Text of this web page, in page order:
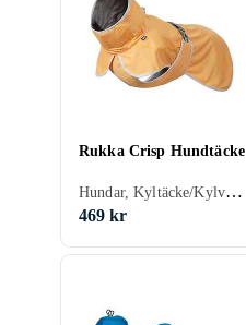
Rukka Crisp Hundtäcke
Hundar, Kyltäcke/Kylväst, Orange
469 kr